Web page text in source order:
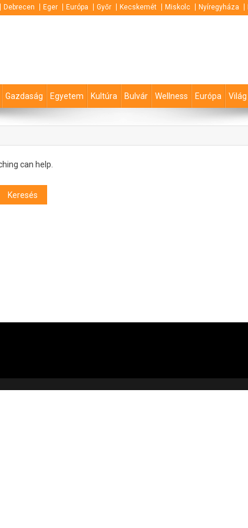
Debrecen Eger Európa Győr Kecskemét Miskolc Nyíregyháza
Gazdaság Egyetem Kultúra Bulvár Wellness Európa Világ
can help.